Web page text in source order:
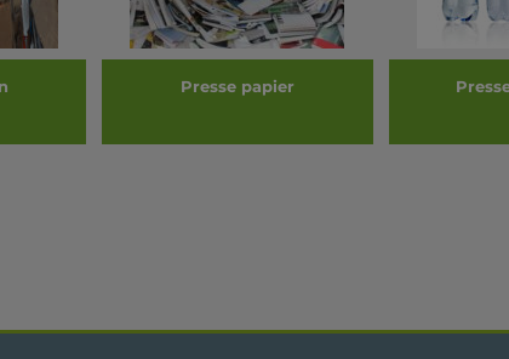
Presse papier